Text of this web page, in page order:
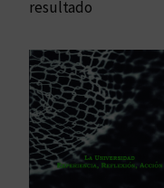
resultado